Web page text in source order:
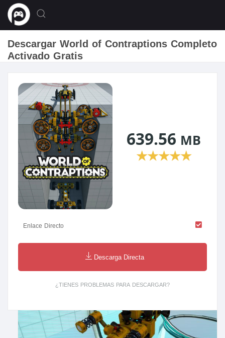
Descargar World of Contraptions Completo
Activado Gratis
639.56 MB
★★★★★
Enlace Directo
Descarga Directa
¿TIENES PROBLEMAS PARA DESCARGAR?